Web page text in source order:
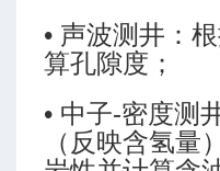
• 声波测井：
算孔隙度；
• 中子-密度测
（反映含氢量